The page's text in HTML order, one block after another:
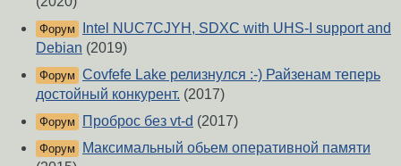
Форум
Intel NUC7CJYH, SDXC with UHS-I support and
Debian (2019)
Форум Covfefe Lake релизнулся :-) Райзенам теперь
достойный конкурент. (2017)
Форум Проброс без vt-d (2017)
Форум
Максимальный обьем оперативной памяти